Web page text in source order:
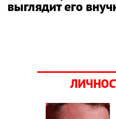
выглядит его